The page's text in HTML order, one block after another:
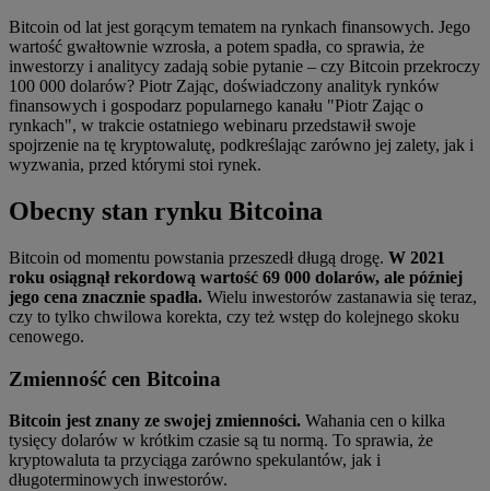
Bitcoin od lat jest gorącym tematem na rynkach finansowych. Jego
wartość gwałtownie wzrosła, a potem spadła, co sprawia, że
inwestorzy i analitycy zadają sobie pytanie – czy Bitcoin przekroczy
100 000 dolarów? Piotr Zając, doświadczony analityk rynków
finansowych i gospodarz popularnego kanału "Piotr Zając o
rynkach", w trakcie ostatniego webinaru przedstawił swoje
spojrzenie na tę kryptowalutę, podkreślając zarówno jej zalety, jak i
wyzwania, przed którymi stoi rynek.
Obecny stan rynku Bitcoina
Bitcoin od momentu powstania przeszedł długą drogę. W 2021
roku osiągnął rekordową wartość 69 000 dolarów, ale później
jego cena znacznie spadła. Wielu inwestorów zastanawia się teraz,
czy to tylko chwilowa korekta, czy też wstęp do kolejnego skoku
cenowego.
Zmienność cen Bitcoina
Bitcoin jest znany ze swojej zmienności. Wahania cen o kilka
tysięcy dolarów w krótkim czasie są tu normą. To sprawia, że
kryptowaluta ta przyciąga zarówno spekulantów, jak i
długoterminowych inwestorów.